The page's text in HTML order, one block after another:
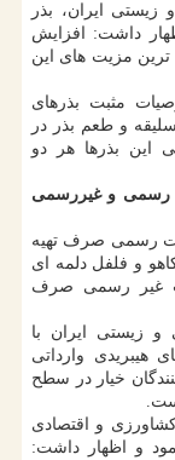
ایران، بذر
داشت: افزایش
ترین مزیت های این
مثبت بذرهای
و طعم بذر در
این بذرها هر دو
رسمی و غیررسمی
دلار به صورت رسمی صرف تهیه
و فلفل دلمه ای
غیر رسمی صرف
زیستی ایران با
این بذرهای هیبریدی وارداتی
خیار در سطح
کشاورزی و اقتصادی
و اظهار داشت: